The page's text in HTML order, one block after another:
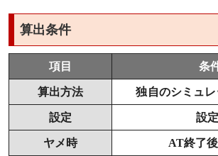
算出条件
項目 条
算出方法 独自のシミュ
設定 設
ヤメ時 AT終了